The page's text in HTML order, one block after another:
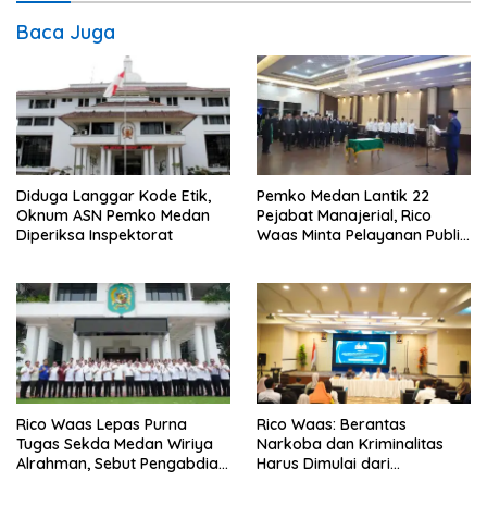
Baca Juga
Diduga Langgar Kode Etik,
Oknum ASN Pemko Medan
Diperiksa Inspektorat
Pemko Medan Lantik 22
Pejabat Manajerial, Rico
Waas Minta Pelayanan Publik
Rico Waas Lepas Purna
Tugas Sekda Medan Wiriya
Alrahman, Sebut Pengabdian
Rico Waas: Berantas
Narkoba dan Kriminalitas
Harus Dimulai dari